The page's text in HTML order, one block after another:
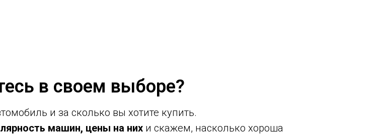
в своем выборе?
и за сколько вы хотите купить.
машин, цены на нихи скажем, насколько хороша